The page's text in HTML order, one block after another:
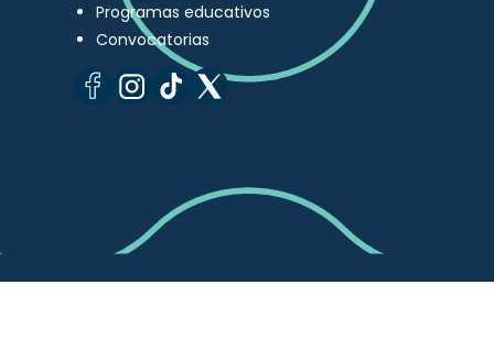
Programas educativos
Convocatorias